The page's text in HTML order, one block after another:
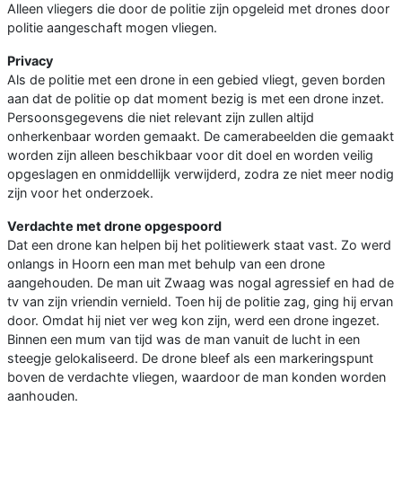
Alleen vliegers die door de politie zijn opgeleid met drones door
politie aangeschaft mogen vliegen.
Privacy
Als de politie met een drone in een gebied vliegt, geven borden
aan dat de politie op dat moment bezig is met een drone inzet.
Persoonsgegevens die niet relevant zijn zullen altijd
onherkenbaar worden gemaakt. De camerabeelden die gemaakt
worden zijn alleen beschikbaar voor dit doel en worden veilig
opgeslagen en onmiddellijk verwijderd, zodra ze niet meer nodig
zijn voor het onderzoek.
Verdachte met drone opgespoord
Dat een drone kan helpen bij het politiewerk staat vast. Zo werd
onlangs in Hoorn een man met behulp van een drone
aangehouden. De man uit Zwaag was nogal agressief en had de
tv van zijn vriendin vernield. Toen hij de politie zag, ging hij ervan
door. Omdat hij niet ver weg kon zijn, werd een drone ingezet.
Binnen een mum van tijd was de man vanuit de lucht in een
steegje gelokaliseerd. De drone bleef als een markeringspunt
boven de verdachte vliegen, waardoor de man konden worden
aanhouden.